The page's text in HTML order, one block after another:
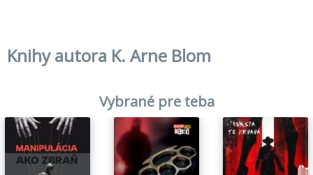
Knihy autora K. Arne Blom
Vybrané pre teba